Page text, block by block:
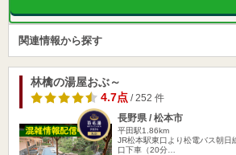
関連情報から探す
林檎の湯屋おぶ～
4.7点/ 252 件
長野県 / 松本市
平田駅1.86km
JR松本駅東口より松電バス朝日
口下車（20分…